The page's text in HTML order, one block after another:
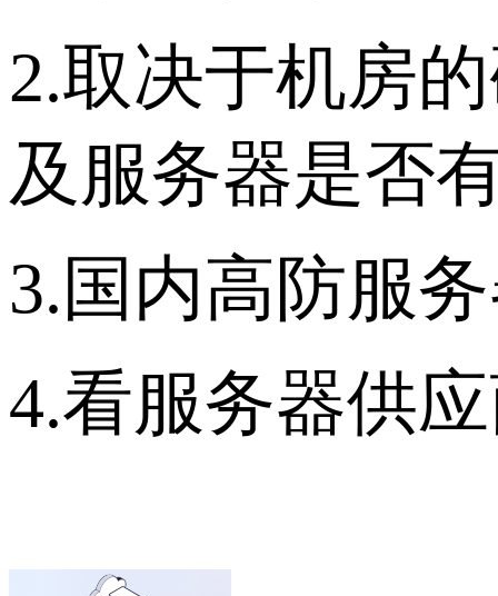
2.取决于机房
及服务器是否
3.国内高防服
4.看服务器供